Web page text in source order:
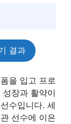
결과
을 입고 프로
장과 활약이
수입니다. 세
선수에 이은